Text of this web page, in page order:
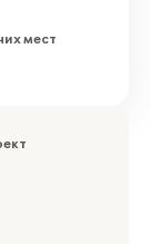
мест